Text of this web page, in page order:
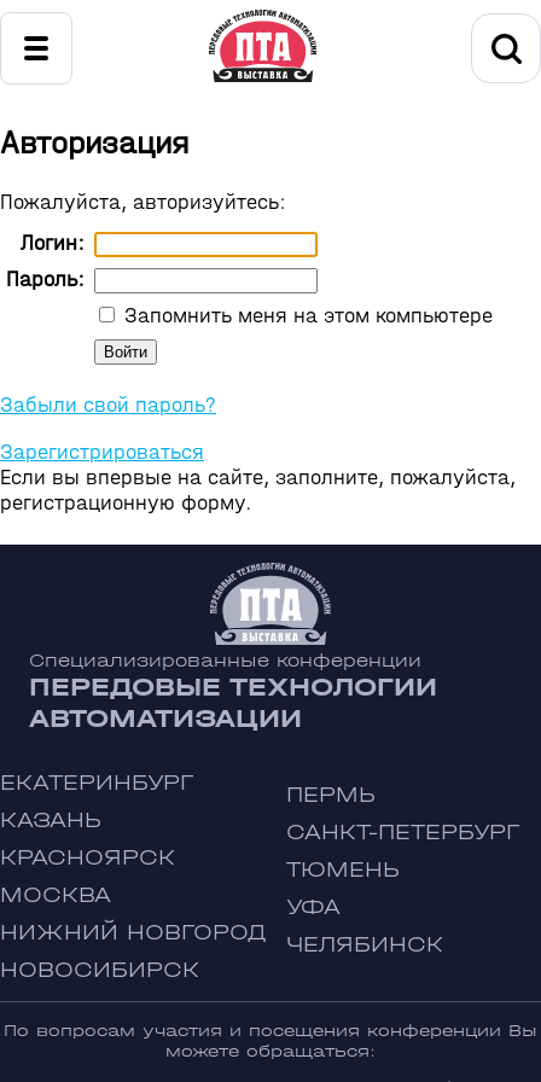
Авторизация
Пожалуйста, авторизуйтесь:
Логин:
Пароль:
Запомнить меня на этом компьютере
Забыли свой пароль?
Зарегистрироваться
Если вы впервые на сайте, заполните, пожалуйста,
регистрационную форму.
Специализированные конференции
ПЕРЕДОВЫЕ ТЕХНОЛОГИИ
АВТОМАТИЗАЦИИ
ЕКАТЕРИНБУРГ
КАЗАНЬ
КРАСНОЯРСК
МОСКВА
НИЖНИЙ НОВГОРОД
НОВОСИБИРСК
ПЕРМЬ
САНКТ-ПЕТЕРБУРГ
ТЮМЕНЬ
УФА
ЧЕЛЯБИНСК
По вопросам участия и посещения конференции Вы
можете обращаться: